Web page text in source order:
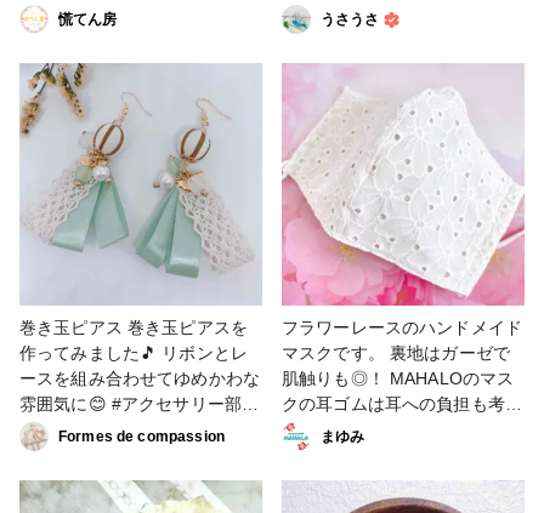
は円を描く様にうっすらとミラ
ーパウダーを混ぜ込んでいる
為、程よいキラキラ感が出せま
した☺️✨ 花型の座金や、穴な
しパールで贅沢にデコレーショ
ンし 華やかなヘアアクセサリ
ーに仕上がったと思います🥰🥰
#アクセサリー部 #ヘアアクセ
サリー #バレッタ #レジン #レ
ース #プレゼント #ギフト #ミ
慌てん房
のソックスはあるのですが、冬
だからなのかなぁ⛄️ 結局、ダ
イソーでくるぶし丈のソックス
とレースを購入。 伸縮する部
分にレースをつける時はどうし
たらいいのかわからず、靴下の
履き口を引っ張りながらミシン
でレースを付けてみました💦こ
れでよかったのかなぁ🤔 #ソッ
クス #レース #レースソックス
うさうさ
巻き玉ピアス 巻き玉ピアスを
作ってみました🎵 リボンとレ
ースを組み合わせてゆめかわな
雰囲気に😊 #アクセサリー部 #
アクセサリー #リボン #レース
#巻き玉
Formes de compassion
フラワーレースのハンドメイド
マスクです。 裏地はガーゼで
肌触りも◎！ MAHALOのマス
クの耳ゴムは耳への負担も考
え、ストッキング素材を使用し
ています。 #手作りマスク #販
売中 #小物・雑貨 #ソーイング
まゆみ